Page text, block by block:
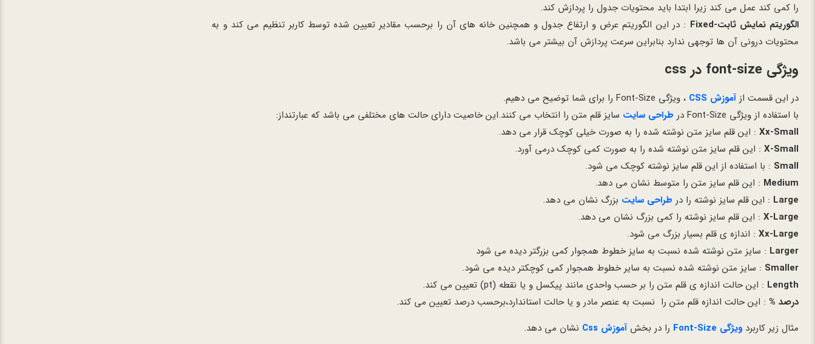
را کمی کند عمل می کند زیرا ابتدا باید محتویات جدول را پردازش کند.
الگوریتم نمایش ثابت-Fixed
: در این الگوریتم عرض و ارتفاع جدول و همچنین خانه های آن را برحسب مقادیر تعیین شده توسط کاربر تنظیم می کند و به
محتویات درونی آن ها توجهی ندارد بنابراین سرعت پردازش آن بیشتر می باشد.
ویژگی font-size در css
در این قسمت از آموزش CSS
، ویژگی Font-Size را برای شما توضیح می دهیم.
با استفاده از ویژگی Font-Size در
طراحی سایت سایز قلم متن را انتخاب می کنند.این خاصیت دارای حالت های مختلفی می باشد که عبارتنداز:
Xx-Small : این قلم سایز متن نوشته شده را به صورت خیلی کوچک قرار می دهد.
X-Small : این قلم سایز متن نوشته شده را به صورت کمی کوچک درمی آورد.
Small : با استفاده از این قلم سایز نوشته کوچک می شود.
Medium : این قلم سایز متن را متوسط نشان می دهد.
Large : این قلم سایز نوشته را در طراحی سایت بزرگ نشان می دهد.
X-Large : این قلم سایز نوشته را کمی بزرگ نشان می دهد.
Xx-Large : اندازه ی قلم بسیار بزرگ می شود.
Larger : سایز متن نوشته شده نسبت به سایز خطوط همجوار کمی بزرگتر دیده می شود
Smaller : سایز متن نوشته شده نسبت به سایر خطوط همجوار کمی کوچکتر دیده می شود.
Length : این حالت اندازه ی قلم متن را بر حسب واحدی مانند پیکسل و یا نقطه (pt) تعیین می کند.
درصد % : این حالت اندازه قلم متن را نسبت به عنصر مادر و یا حالت استاندارد،برحسب درصد تعیین می کند.
مثال زیر کاربرد ویژگی Font-Size را در بخش آموزش Css نشان می دهد.